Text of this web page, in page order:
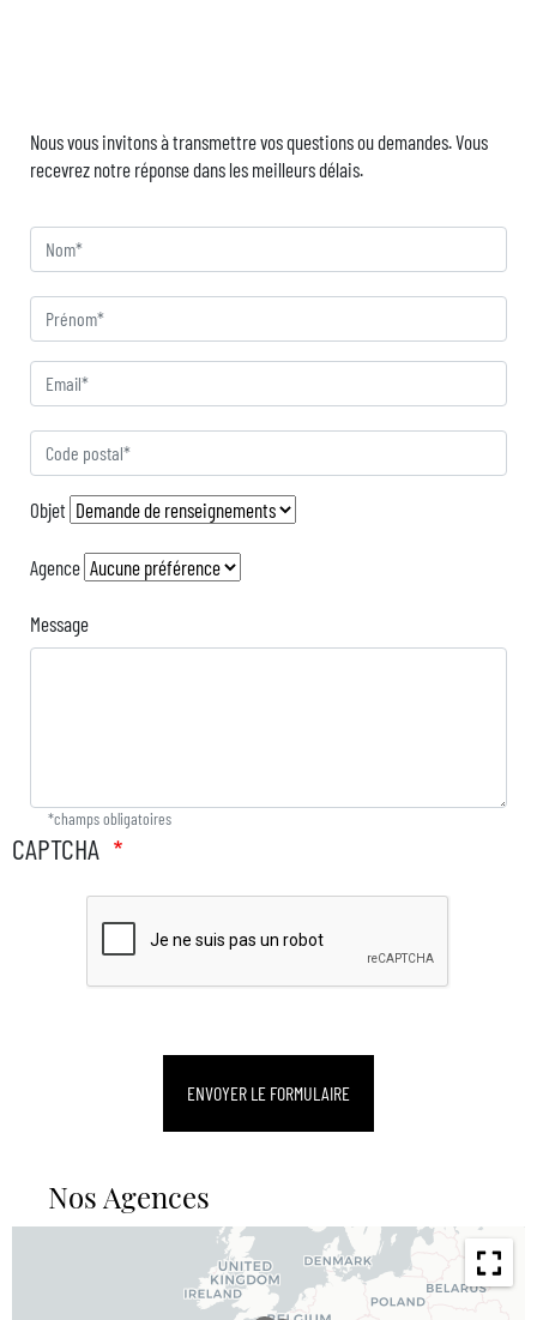
Nous vous invitons à transmettre vos questions ou demandes. Vous
recevrez notre réponse dans les meilleurs délais.
Nom
Prénom
Email*
Code postal
Objet
Agence
Message
*champs obligatoires
CAPTCHA
Nos Agences